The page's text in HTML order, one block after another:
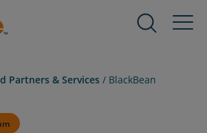
for
Partners & Services / BlackBean